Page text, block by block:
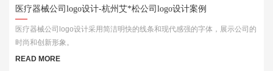
医疗器械公司logo设计-杭州艾*松公司logo设计案例
医疗器械公司logo设计采用简洁明快的线条和现代感强的字体，展示公司的
时尚和创新形象。
READ MORE